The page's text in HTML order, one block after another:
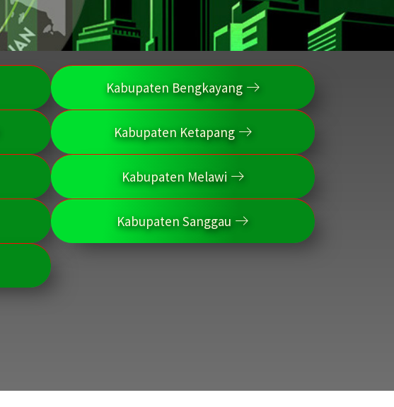
Kabupaten Bengkayang
Kabupaten Ketapang
Kabupaten Melawi
Kabupaten Sanggau